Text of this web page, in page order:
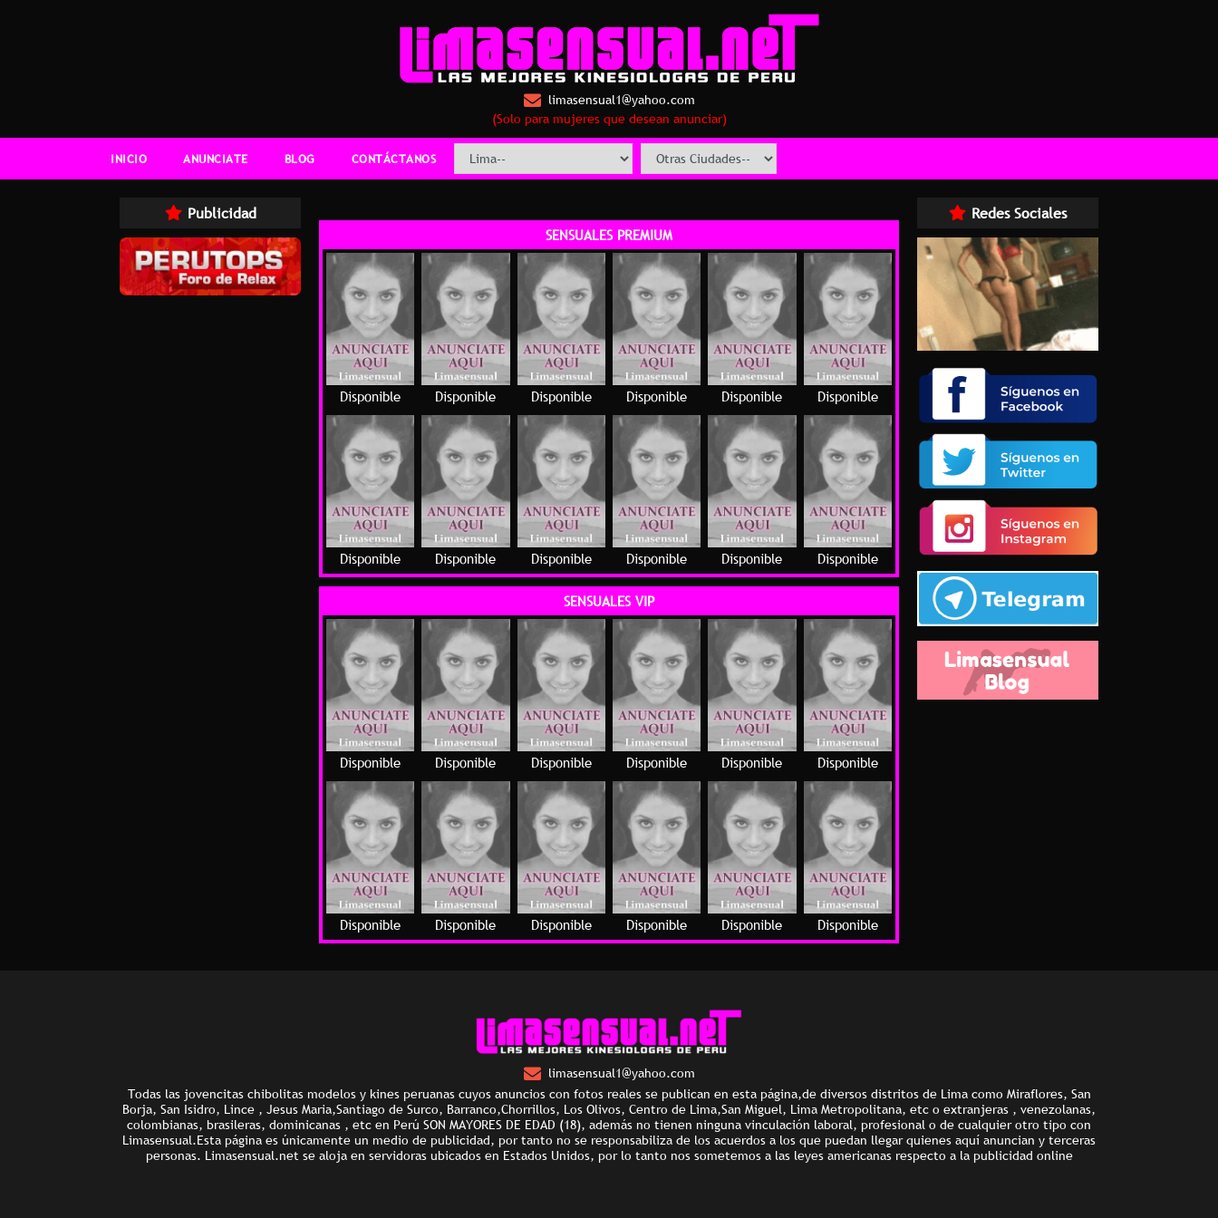
limasensual1@yahoo.com
(Solo para mujeres que desean anunciar)
INICIO ANUNCIATE BLOG CONTÁCTANOS
Publicidad
SENSUALES PREMIUM
Disponible Disponible Disponible Disponible Disponible Disponible
Disponible Disponible Disponible Disponible Disponible Disponible
SENSUALES VIP
Disponible Disponible Disponible Disponible Disponible Disponible
Disponible Disponible Disponible Disponible Disponible Disponible
Redes Sociales
limasensual1@yahoo.com
Todas las jovencitas chibolitas modelos y kines peruanas cuyos anuncios con fotos reales se publican en esta página,de diversos distritos de Lima como Miraflores, San
Borja, San Isidro, Lince , Jesus Maria,Santiago de Surco, Barranco,Chorrillos, Los Olivos, Centro de Lima,San Miguel, Lima Metropolitana, etc o extranjeras , venezolanas,
colombianas, brasileras, dominicanas , etc en Perú SON MAYORES DE EDAD (18), además no tienen ninguna vinculación laboral, profesional o de cualquier otro tipo con
Limasensual.Esta página es únicamente un medio de publicidad, por tanto no se responsabiliza de los acuerdos a los que puedan llegar quienes aquí anuncian y terceras
personas. Limasensual.net se aloja en servidoras ubicados en Estados Unidos, por lo tanto nos sometemos a las leyes americanas respecto a la publicidad online